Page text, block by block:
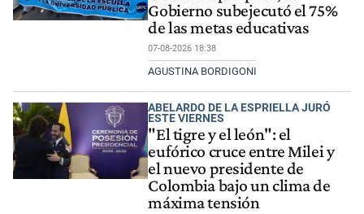
Gobierno subejecutó el 75%
de las metas educativas
07-08-2026 18:38
AGUSTINA BORDIGONI
ABELARDO DE LA ESPRIELLA JURÓ
ESTE VIERNES
"El tigre y el león": el
eufórico cruce entre Milei y
el nuevo presidente de
Colombia bajo un clima de
máxima tensión